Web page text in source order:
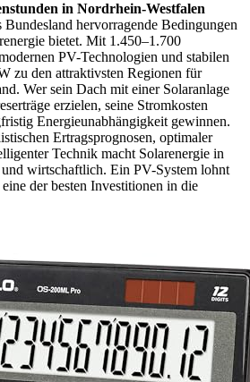
in Nordrhein-Westfalen
Bundesland hervorragende Bedingungen
bietet. Mit 1.450–1.700
PV-Technologien und stabilen
zu den attraktivsten Regionen für
Wer sein Dach mit einer Solaranlage
erzielen, seine Stromkosten
Energieunabhängigkeit gewinnen.
Ertragsprognosen, optimaler
Technik macht Solarenergie in
wirtschaftlich. Ein PV-System lohnt
der besten Investitionen in die